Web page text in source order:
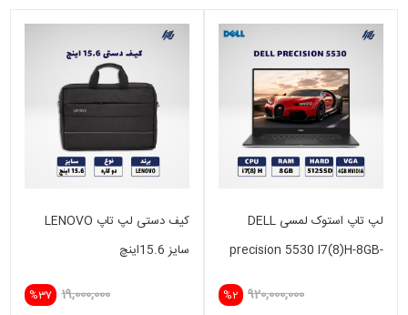
لپ تاپ استوک لمسی DELL
precision 5530 I7(8)H-8GB-
%2 920,000,000
کیف دستی لپ تاپ LENOVO
سایز 15.6اینچ
%37 19,000,000